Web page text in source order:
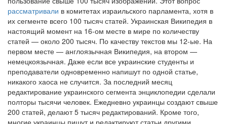
рассматривали в комитетах израильского парламента, хотя в
их сегменте всего 100 тысяч статей. Украинская Википедия в
настоящий момент на 16-ом месте в мире по количеству
статей — около 200 тысяч. По качеству текстов мы 12-ые. На
первом месте — англоязычная Википедия, на втором —
немецкоязычная. Даже если все украинские студенты и
преподаватели одновременно напишут по одной статье,
никакого хаоса не случится. За последний месяц
редактирование украинского сегмента энциклопедии сделали
полторы тысячи человек. Ежедневно украинцы создают свыше
200 статей, делают 5 тысяч редактирований. Кроме того,
многие украинцы пишут и редактируют статьи другими